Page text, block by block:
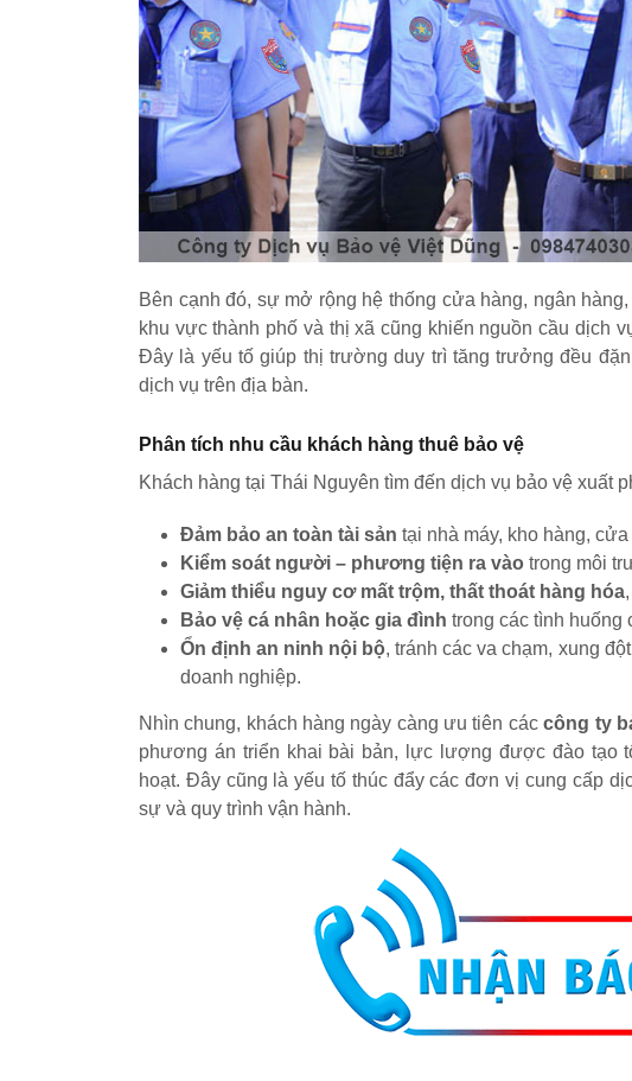
Bên cạnh đó, sự mở rộng hệ thống cửa hàng, ngân
khu vực thành phố và thị xã cũng khiến nguồn cầu dịch
Đây là yếu tố giúp thị trường duy trì tăng trưởng đều
dịch vụ trên địa bàn.
Phân tích nhu cầu khách hàng thuê bảo vệ
Khách hàng tại Thái Nguyên tìm đến dịch vụ bảo vệ xuất
Đảm bảo an toàn tài sản tại nhà máy, kho hàng,
Kiểm soát người – phương tiện ra vào trong môi
Giảm thiểu nguy cơ mất trộm, thất thoát hàng hóa
Bảo vệ cá nhân hoặc gia đình trong các tình huống
Ổn định an ninh nội bộ, tránh các va chạm, xung
doanh nghiệp.
Nhìn chung, khách hàng ngày càng ưu tiên cáccông ty
phương án triển khai bài bản, lực lượng được đào tạo
hoạt. Đây cũng là yếu tố thúc đẩy các đơn vị cung cấp
sự và quy trình vận hành.